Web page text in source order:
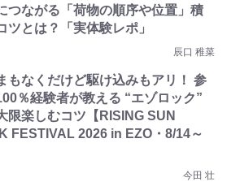
つながる「荷物の順序や位置」積
ツとは？「実体験レポ」
辰口 稚菜
もなくだけど駆け込みもアリ！ 参
％経験者が教える “エゾロック”
限楽しむコツ【RISING SUN
FESTIVAL 2026 in EZO・8/14～
今田 壮